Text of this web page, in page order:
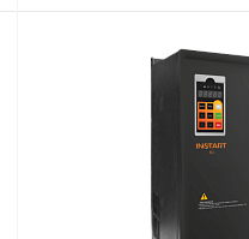
Купить в 1 клик